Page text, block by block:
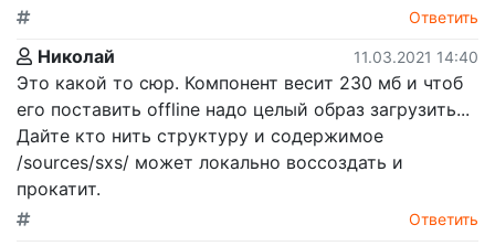
Ответить
Николай 11.03.2021 14:40
Это какой то сюр. Компонент весит 230 мб и чтоб
его поставить offline надо целый образ загрузить...
Дайте кто нить структуру и содержимое
/sources/sxs/ может локально воссоздать и
прокатит.
Ответить